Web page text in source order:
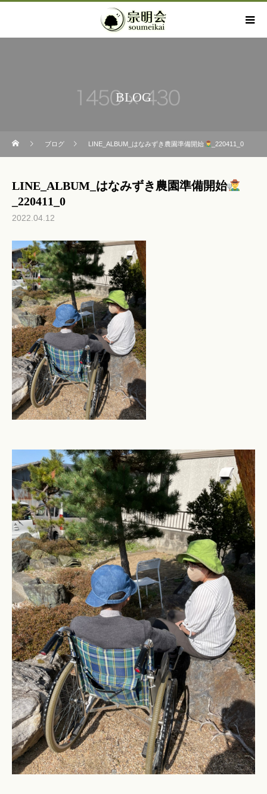
BLOG
ブログ LINE_ALBUM_はなみずき農園準備開始 _220411_0
LINE_ALBUM_はなみずき農園準備開始
_220411_0
2022.04.12